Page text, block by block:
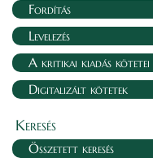
Fordítás
Levelezés
A kritikai kiadás kötetei
Digitalizált kötetek
Keresés
Összetett keresés